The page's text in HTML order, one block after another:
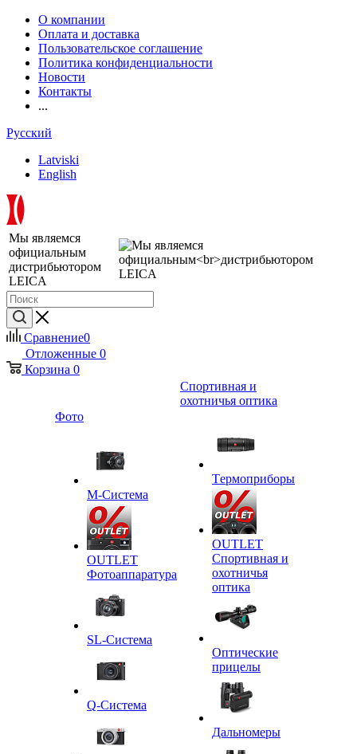
О компании
Оплата и доставка
Пользовательское соглашение
Политика конфиденциальности
Новости
Контакты
...
Русский
Latviski
English
Мы являемся
официальным
дистрибьютором
LEICA
Сравнение0
Отложенные 0
Корзина 0
Фото
M-Система
OUTLET
Фотоаппаратура
SL-Система
Q-Cистема
Спортивная и
охотничья оптика
Tермоприборы
OUTLET
Спортивная и
охотничья
оптика
Оптические
прицелы
Дальномеры